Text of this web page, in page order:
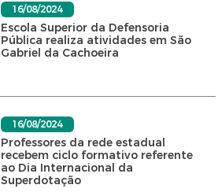
16/08/2024
Escola Superior da Defensoria
Pública realiza atividades em São
Gabriel da Cachoeira
16/08/2024
Professores da rede estadual
recebem ciclo formativo referente
ao Dia Internacional da
Superdotação